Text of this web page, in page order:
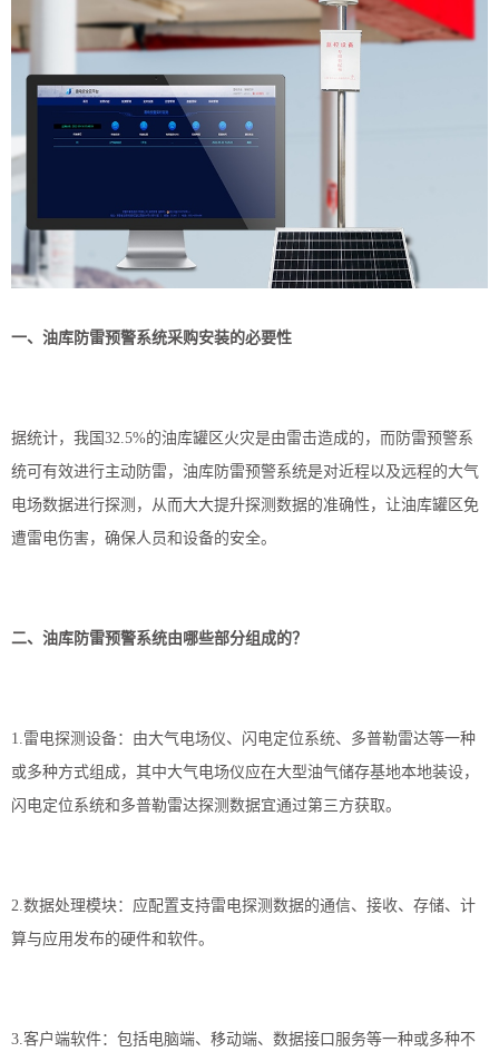
一、油库防雷预警系统采购安装的必要性
据统计，我国32.5%的油库罐区火灾是由雷击造成的，而防雷预警系
统可有效进行主动防雷，油库防雷预警系统是对近程以及远程的大气
电场数据进行探测，从而大大提升探测数据的准确性，让油库罐区免
遭雷电伤害，确保人员和设备的安全。
二、油库防雷预警系统由哪些部分组成的？
1.雷电探测设备：由大气电场仪、闪电定位系统、多普勒雷达等一种
或多种方式组成，其中大气电场仪应在大型油气储存基地本地装设，
闪电定位系统和多普勒雷达探测数据宜通过第三方获取。
2.数据处理模块：应配置支持雷电探测数据的通信、接收、存储、计
算与应用发布的硬件和软件。
3.客户端软件：包括电脑端、移动端、数据接口服务等一种或多种不